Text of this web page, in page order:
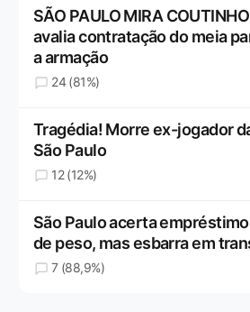
SÃO PAULO MIRA
avalia contratação do meia
a armação
24 (81%)
Tragédia! Morre ex-jogador
São Paulo
12 (12%)
São Paulo acerta
de peso, mas esbarra em
7 (88,9%)